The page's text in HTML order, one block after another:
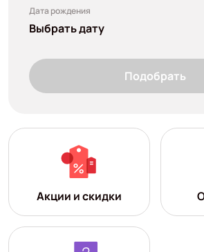
Дата рождения
Выбрать дату
Подобрать
Акции и скидки